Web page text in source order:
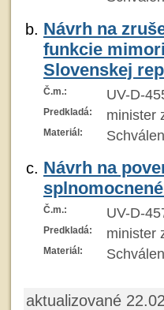
Návrh na
funkcie
Slovenskej
Č.m.: UV-D-
Predkladá: minister
Materiál:
Návrh na
Č.m.: UV-D-
Predkladá: minister
Materiál:
aktualizované